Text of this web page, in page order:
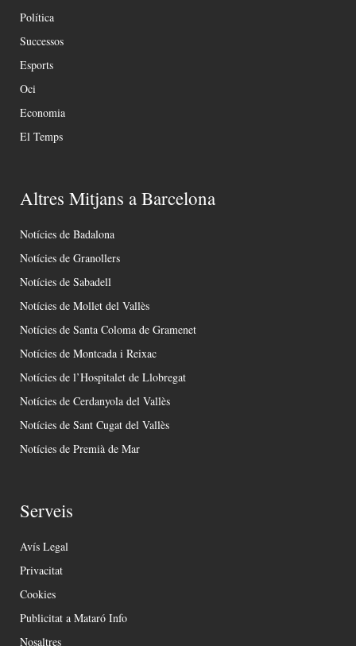
Política
Successos
Esports
Oci
Economia
El Temps
Altres Mitjans a Barcelona
Notícies de Badalona
Notícies de Granollers
Notícies de Sabadell
Notícies de Mollet del Vallès
Notícies de Santa Coloma de Gramenet
Notícies de Montcada i Reixac
Notícies de l’Hospitalet de Llobregat
Notícies de Cerdanyola del Vallès
Notícies de Sant Cugat del Vallès
Notícies de Premià de Mar
Serveis
Avís Legal
Privacitat
Cookies
Publicitat a Mataró Info
Nosaltres